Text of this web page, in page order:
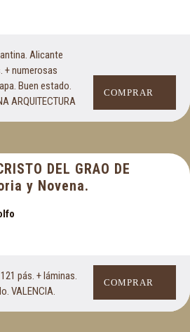
Alicante
+ numerosas
Buen estado.
ARQUITECTURA
COMPRAR
DEL GRAO DE
y Novena.
pás. + láminas.
VALENCIA.
COMPRAR